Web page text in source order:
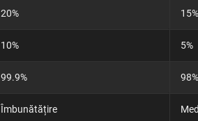
20% 15%
10% 5%
99.9% 98%
Îmbunătățire